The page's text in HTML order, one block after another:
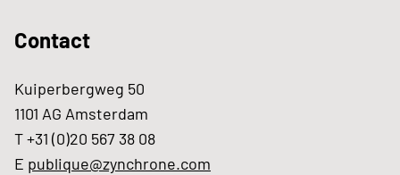
Contact
Kuiperbergweg 50
1101 AG Amsterdam
T +31 (0)20 567 38 08
E publique@zynchrone.com